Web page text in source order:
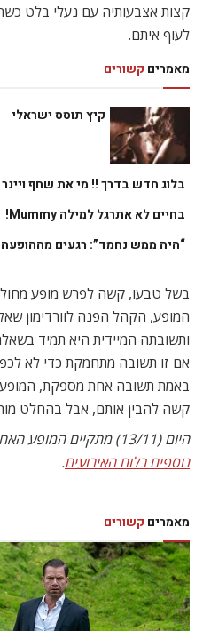
קצות אצבעותיה עם נעלי בלט
לעוף איתם.
מאמרים קשורים
קיץ תוסס ישראלי
בלוג חדש בדרך !! מי את שחף ויינר
בחיים לא אתרגל למילה Mummy!
“היה ממש נחמד”: רגעים מההופעה
בשל טבעו, קשה לפרש מופע
המופע, הקהל הפנה לוורדימון
ותשובתה המיידית היא תמיד
אם זו תשובה מתחמקת כדי לא
באמת תשובה אחת מספקת, המופע
קשה להבין אותם, אבל בהחלט
היום (13/11) מתקיים המופע האחרון של חופש בלונדון.
נוספים בלוח האירועים.
מאמרים קשורים